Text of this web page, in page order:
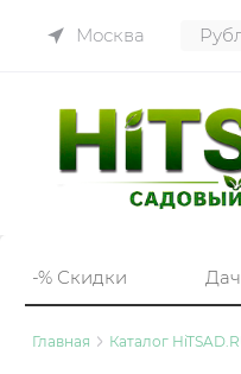
Москва
-% Скидки
Главная Каталог